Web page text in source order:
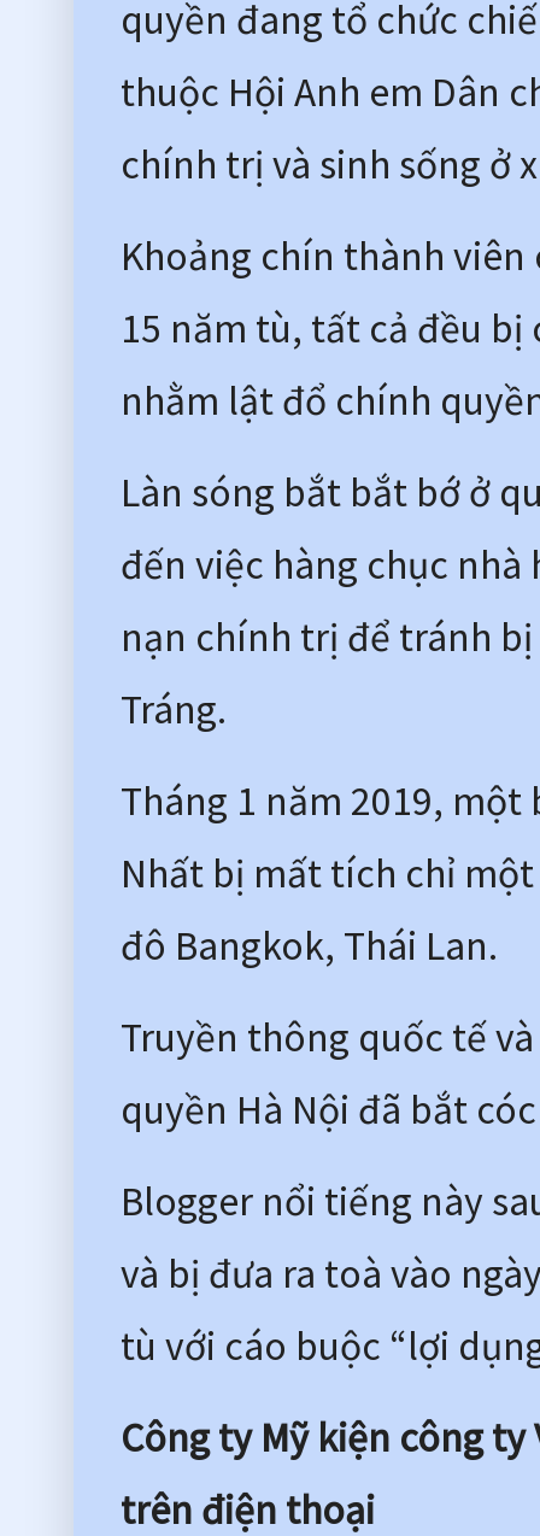
quyền đang tổ chức
thuộc Hội Anh em Dân
chính trị và sinh sống ở
Khoảng chín thành
15 năm tù, tất cả đều
nhằm lật đổ chính
Làn sóng bắt bắt bớ ở
đến việc hàng chục
nạn chính trị để tránh
Tráng.
Tháng 1 năm 2019, một
Nhất bị mất tích chỉ
đô Bangkok, Thái Lan.
Truyền thông quốc tế
quyền Hà Nội đã bắt
Blogger nổi tiếng này
và bị đưa ra toà vào
tù với cáo buộc “lợi
Công ty Mỹ kiện công
trên điện thoại